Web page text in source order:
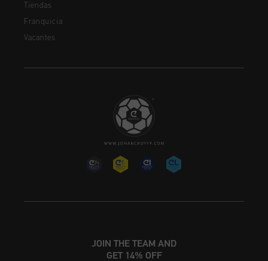
Tiendas
Franquicia
Vacantes
JOIN THE TEAM AND
GET 14% OFF